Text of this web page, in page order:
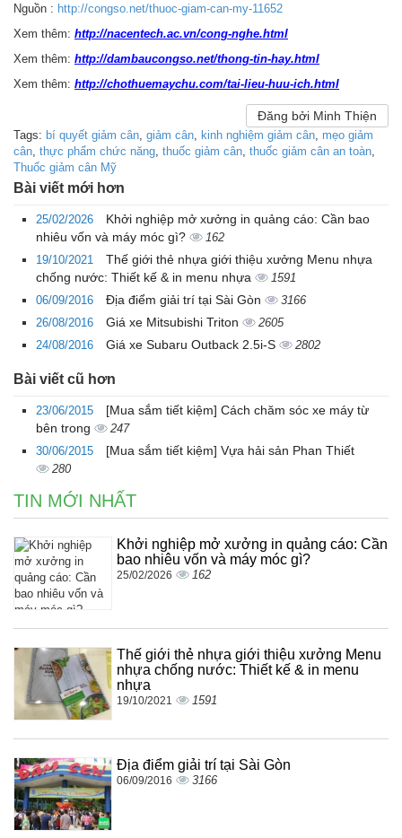
Nguồn : http://congso.net/thuoc-giam-can-my-11652
Xem thêm: http://nacentech.ac.vn/cong-nghe.html
Xem thêm: http://dambaucongso.net/thong-tin-hay.html
Xem thêm: http://chothuemaychu.com/tai-lieu-huu-ich.html
Đăng bởi Minh Thiện
Tags: bí quyết giảm cân giảm cân kinh nghiệm giảm cân mẹo giảm
cân thực phẩm chức năng thuốc giảm cân thuốc giảm cân an toàn
Thuốc giảm cân Mỹ
Bài viết mới hơn
25/02/2026
Khởi nghiệp mở xưởng in quảng cáo: Cần bao
nhiêu vốn và máy móc gì?
162
19/10/2021
Thế giới thẻ nhựa giới thiệu xưởng Menu nhựa
chống nước: Thiết kế & in menu nhựa
1591
06/09/2016
Địa điểm giải trí tại Sài Gòn
3166
26/08/2016
Giá xe Mitsubishi Triton
2605
24/08/2016
Giá xe Subaru Outback 2.5i-S 2802
Bài viết cũ hơn
23/06/2015
[Mua sắm tiết kiệm] Cách chăm sóc xe máy từ
bên trong
247
30/06/2015
[Mua sắm tiết kiệm] Vựa hải sản Phan Thiết
280
TIN MỚI NHẤT
Khởi nghiệp mở xưởng in quảng cáo: Cần
bao nhiêu vốn và máy móc gì?
25/02/2026 162
Thế giới thẻ nhựa giới thiệu xưởng Menu
nhựa chống nước: Thiết kế & in menu
nhựa
19/10/2021 1591
Địa điểm giải trí tại Sài Gòn
06/09/2016 3166